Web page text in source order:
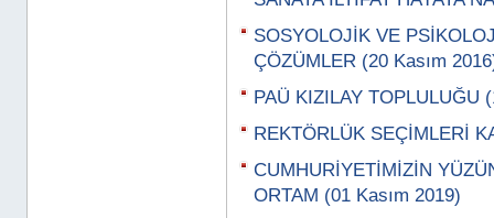
SOSYOLOJİK VE
ÇÖZÜMLER (20 Kasım
PAÜ KIZILAY TOPLULUĞU
REKTÖRLÜK SEÇİMLERİ
CUMHURİYETİMİZİN
ORTAM (01 Kasım 2019)